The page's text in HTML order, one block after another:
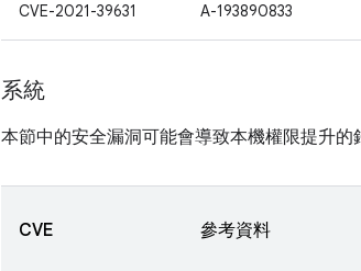
CVE-2021-39631 A-193890833
系統
本節中的安全漏洞可能會導致本機權限提升的
CVE 參考資料